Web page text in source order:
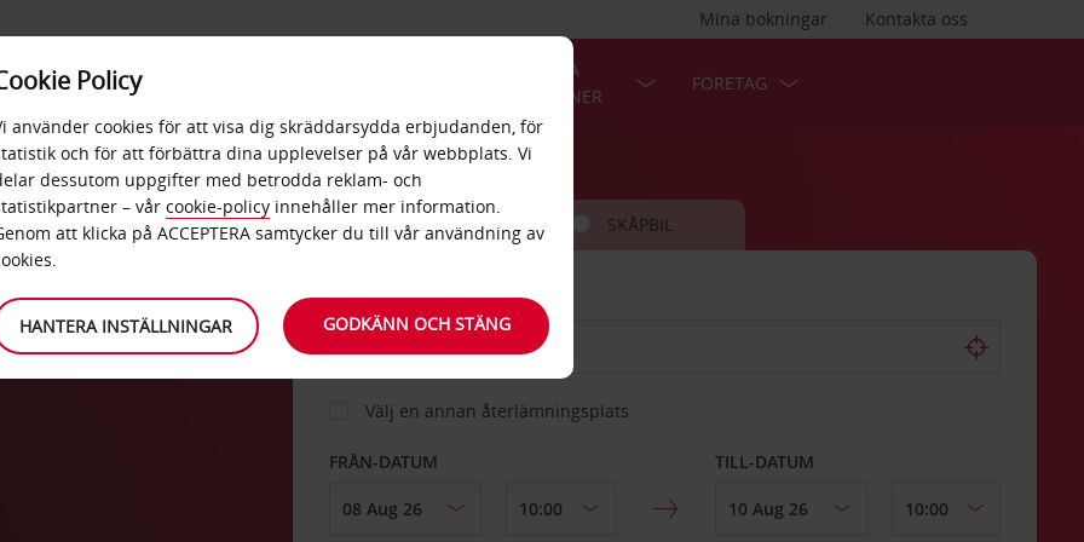
Kontakta oss
Mina bokningar
ERBJUDANDEN
POPULÄRA
DESTINATIONER
FÖRETAG
BIL SKÅPBIL
HÄMTA FRÅN
Välj en annan återlämningsplats
FRÅN-DATUM TILL-DATUM
Policy
använder cookies för att visa dig skräddarsydda erbjudanden, för
och för att förbättra dina upplevelser på vår webbplats. Vi
dessutom uppgifter med betrodda reklam- och
– vår cookie-policy innehåller mer information.
att klicka på ACCEPTERA samtycker du till vår användning av
HANTERA INSTÄLLNINGAR GODKÄNN OCH STÄNG